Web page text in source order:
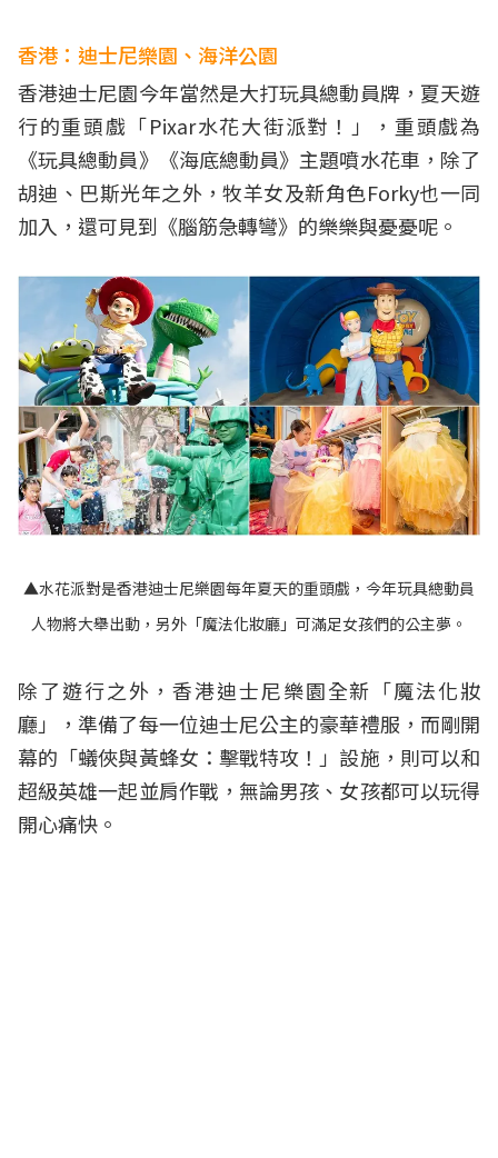
香港：迪士尼樂園、海洋公園
香港迪士尼園今年當然是大打玩具總動員牌，夏天遊
行的重頭戲「Pixar水花大街派對！」，重頭戲為
《玩具總動員》《海底總動員》主題噴水花車，除了
胡迪、巴斯光年之外，牧羊女及新角色Forky也一同
加入，還可見到《腦筋急轉彎》的樂樂與憂憂呢。
▲水花派對是香港迪士尼樂園每年夏天的重頭戲，今年玩具總動員
人物將大舉出動，另外「魔法化妝廳」可滿足女孩們的公主夢。
除了遊行之外，香港迪士尼樂園全新「魔法化妝
廳」，準備了每一位迪士尼公主的豪華禮服，而剛開
幕的「蟻俠與黃蜂女：擊戰特攻！」設施，則可以和
超級英雄一起並肩作戰，無論男孩、女孩都可以玩得
開心痛快。